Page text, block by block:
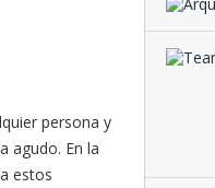
persona y
agudo. En la
estos